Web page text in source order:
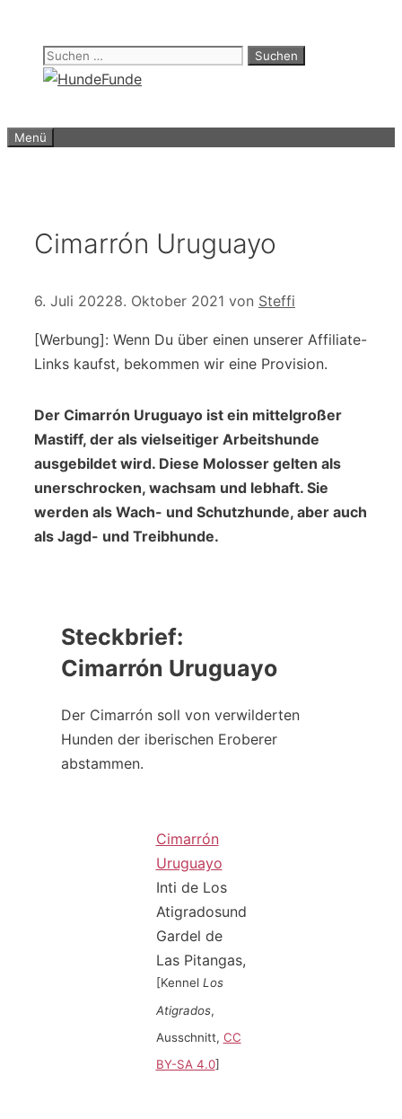
springen
Suchen
nach:
Menü
Cimarrón Uruguayo
6. Juli 20228. Oktober 2021 von Steffi
[Werbung]: Wenn Du über einen unserer Affiliate-
Links kaufst, bekommen wir eine Provision.
Der Cimarrón Uruguayo ist ein mittelgroßer
Mastiff, der als vielseitiger Arbeitshunde
ausgebildet wird. Diese Molosser gelten als
unerschrocken, wachsam und lebhaft. Sie
werden als Wach- und Schutzhunde, aber auch
als Jagd- und Treibhunde.
Steckbrief:
Cimarrón Uruguayo
Der Cimarrón soll von verwilderten
Hunden der iberischen Eroberer
abstammen.
Cimarrón
Uruguayo
Inti de Los
Atigradosund
Gardel de
Las Pitangas,
[Kennel Los
Atigrados,
Ausschnitt, CC
BY-SA 4.0]